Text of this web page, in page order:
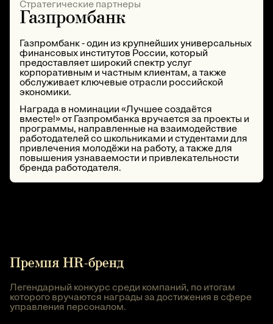
Стратегические партнеры
Газпромбанк
Газпромбанк - один из крупнейших универсальных
финансовых институтов России, который
предоставляет широкий спектр услуг
корпоративным и частным клиентам, а также
обслуживает ключевые отрасли российской
экономики.
Награда в номинации «Лучшее создаётся
вместе!» от Газпромбанка вручается за проекты и
программы, направленные на взаимодействие
работодателей со школьниками и студентами для
привлечения молодёжи на работу, а также для
повышения узнаваемости и привлекательности
бренда работодателя.
Премия HR-бренд
Легендарный конкурс среди компаний, по итогам
которого вручаются награды за достижения в сфере
управления персоналом.